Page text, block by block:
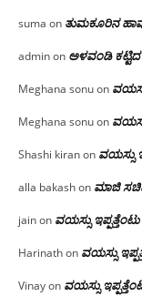
suma on ತುಮಕೂರಿನ
adminon ಅಳವಂಡಿ ಕಟ್ಟಿದ
Meghana sonuon
Meghana sonuon
Shashi kiranon ವಯಸ್ಸು
alla bakashon ಮಾಜಿ
jainon ವಯಸ್ಸು
Harinathon ವಯಸ್ಸು
Vinayon ವಯಸ್ಸು